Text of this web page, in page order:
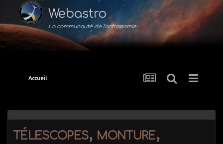
Webastro
La communauté de l'astronomie
Accueil
télescopes, monture,